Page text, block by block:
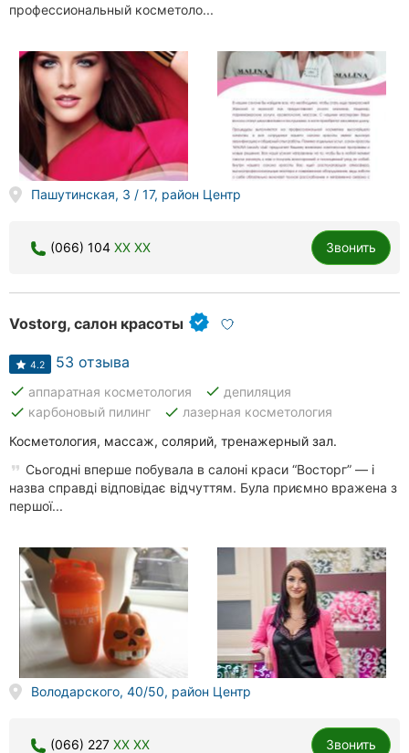
профессиональный косметоло...
Пашутинская, 3 / 17, район Центр
(066) 104 XX XX Звонить
Vostorg, салон красоты
4.2 53 отзыва
done аппаратная косметология done депиляция
done карбоновый пилинг done лазерная косметология
Косметология, массаж, солярий, тренажерный зал.
Сьогодні вперше побувала в салоні краси “Восторг” — і
назва справді відповідає відчуттям. Була приємно вражена з
першої...
Володарского, 40/50, район Центр
(066) 227 XX XX Звонить